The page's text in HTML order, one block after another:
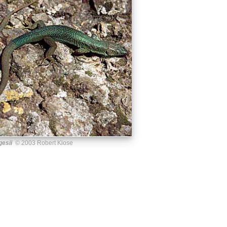
© 2003 Robert Klose